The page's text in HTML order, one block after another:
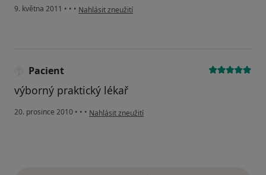
9. května 2011 • • • podle názoru uživatele Váš účet byl odstraněn
Nahlásit zneužití
Pacient
výborný praktický lékař
20. prosince 2010 • • • podle názoru uživatele Pacient
Nahlásit zneužití